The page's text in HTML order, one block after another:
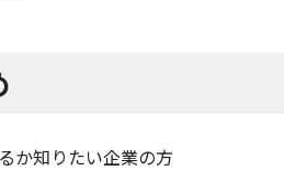
か知りたい企業の方